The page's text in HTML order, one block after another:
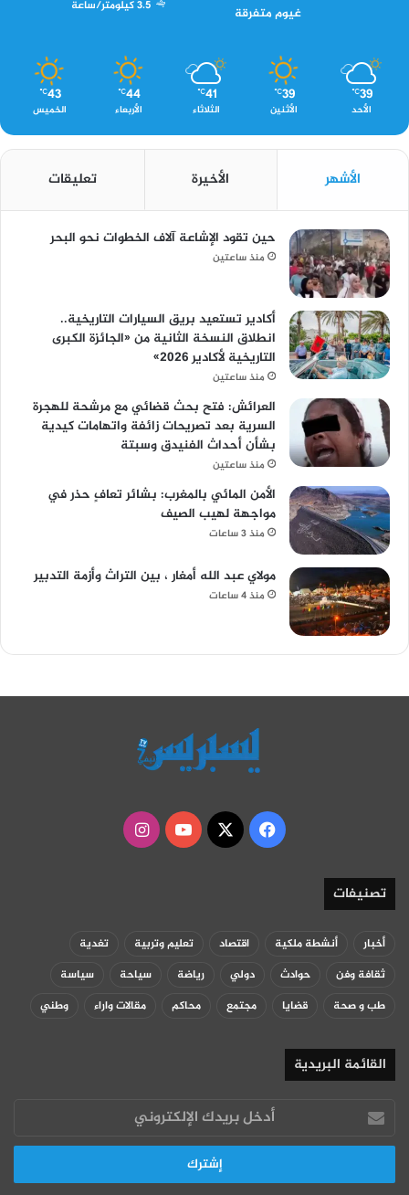
غيوم متفرقة
3.5 كيلومتر/ساعة
39
℃
الأحد
39
℃
الأثنين
41
℃
الثلاثاء
44
℃
الأربعاء
43
℃
الخميس
الأشهر الأخيرة تعليقات
حين تقود الإشاعة آلاف الخطوات نحو البحر
منذ ساعتين
أكادير تستعيد بريق السيارات التاريخية..
انطلاق النسخة الثانية من «الجائزة الكبرى
التاريخية لأكادير 2026»
منذ ساعتين
العرائش: فتح بحث قضائي مع مرشحة للهجرة
السرية بعد تصريحات زائفة واتهامات كيدية
بشأن أحداث الفنيدق وسبتة
منذ ساعتين
الأمن المائي بالمغرب: بشائر تعافٍ حذر في
مواجهة لهيب الصيف
منذ 3 ساعات
مولاي عبد الله أمغار ، بين التراث وأزمة التدبير
منذ 4 ساعات
فيسبوك
‫X
‫YouTubeانستقرام
تصنيفات
أخبار أنشطة ملكية اقتصاد تعليم وتربية
تغدية
ثقافة وفن
حوادث دولي رياضة سياحة
سياسة
طب و صحة
قضايا مجتمع محاكم مقالات واراء وطني
القائمة البريدية
أدخل
بريدك
الإلكتروني